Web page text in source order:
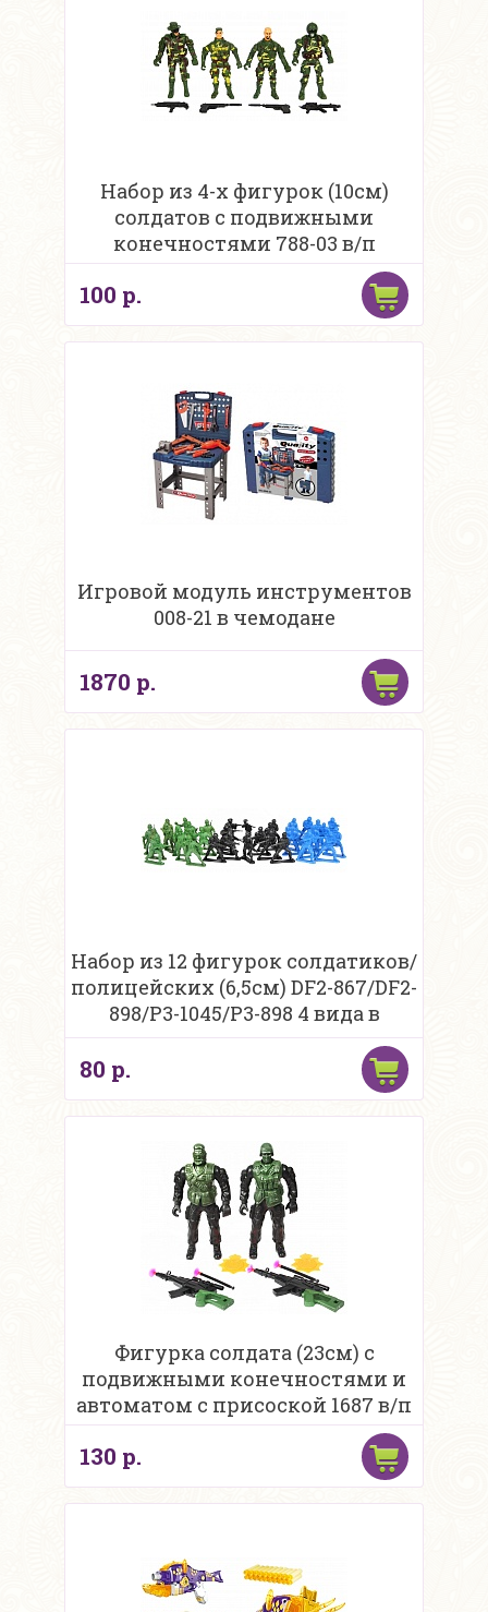
Набор из 4-х фигурок (10см)
солдатов с подвижными
конечностями 788-03 в/п
100 р.
Игровой модуль инструментов
008-21 в чемодане
1870 р.
Набор из 12 фигурок солдатиков/
полицейских (6,5см) DF2-867/DF2-
898/P3-1045/P3-898 4 вида в
ассортиме
80 р.
Фигурка солдата (23см) с
подвижными конечностями и
автоматом с присоской 1687 в/п
130 р.